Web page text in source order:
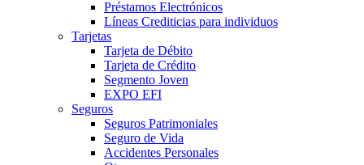
Préstamos Electrónicos
Líneas Crediticias para individuos
Tarjetas
Tarjeta de Débito
Tarjeta de Crédito
Segmento Joven
EXPO EFI
Seguros
Seguros Patrimoniales
Seguro de Vida
Accidentes Personales